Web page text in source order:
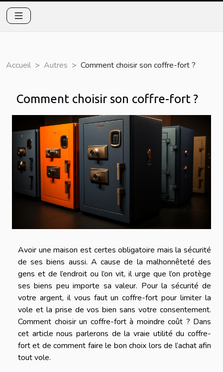
Accueil Autres Comment choisir son coffre-fort ?
Comment choisir son coffre-fort ?
Avoir une maison est certes obligatoire mais la sécurité
de ses biens aussi. A cause de la malhonnêteté des
gens et de l’endroit ou l’on vit, il urge que l’on protège
ses biens peu importe sa valeur. Pour la sécurité de
votre argent, il vous faut un coffre-fort pour limiter la
vole et la prise de vos bien sans votre consentement.
Comment choisir un coffre-fort à moindre coût ? Dans
cet article nous parlerons de la vraie utilité du coffre-
fort et de comment faire le bon choix lors de l’achat afin
tout vole.